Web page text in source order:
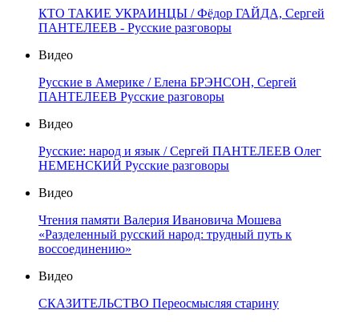
КТО ТАКИЕ УКРАИНЦЫ / Фёдор ГАЙДА, Сергей
ПАНТЕЛЕЕВ - Русские разговоры
Видео
Русские в Америке / Елена БРЭНСОН, Сергей
ПАНТЕЛЕЕВ Русские разговоры
Видео
Русские: народ и язык / Сергей ПАНТЕЛЕЕВ Олег
НЕМЕНСКИЙ Русские разговоры
Видео
Чтения памяти Валерия Ивановича Мошева
«Разделенный русский народ: трудный путь к
воссоединению»
Видео
СКАЗИТЕЛЬСТВО Переосмысляя старину